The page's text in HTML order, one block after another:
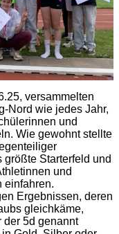
versammelten
Nord wie jedes Jahr,
und
Wie gewohnt stellte
größte Starterfeld und
und
einfahren.
Ergebnissen, deren
gleichkäme,
der 5d genannt